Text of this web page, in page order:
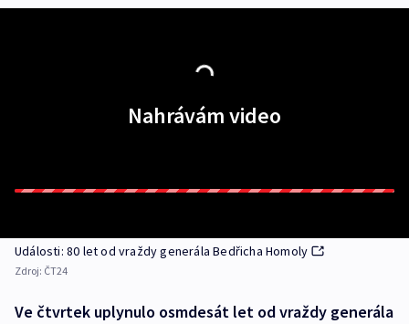
Nahrávám video
Události: 80 let od vraždy generála Bedřicha Homoly
Zdroj: ČT24
Ve čtvrtek uplynulo osmdesát let od vraždy generála